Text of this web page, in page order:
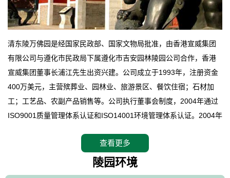
清东陵万佛园是经国家民政部、国家文物局批准，由香港宣威集团
有限公司与遵化市民政局下属遵化市吉安园林陵园公司合作，香港
宣威集团董事长浦江先生出资兴建。公司成立于1993年，注册资金
400万美元，主营殡葬业、园林业、旅游景区、餐饮住宿；石材加
工；工艺品、农副产品销售等。公司执行董事会制度，2004年通过
ISO9001质量管理体系认证和ISO14001环境管理体系认证。2004年
拥有4A级旅游区头衔的花园式陵园，园内建有四星级酒店一座。
万佛园位于遵化市境内，座落在世界文化遗产清东陵地形墙内，地
形绝佳，地理位置优越，交通便利。公司以“建设全国顶级人生后花
查看更多
陵园环境